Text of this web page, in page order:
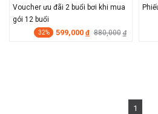
Voucher ưu đãi 2 buổi bơi khi mua
gói 12 buổi
32% 599,000 đ 880,000 đ
1